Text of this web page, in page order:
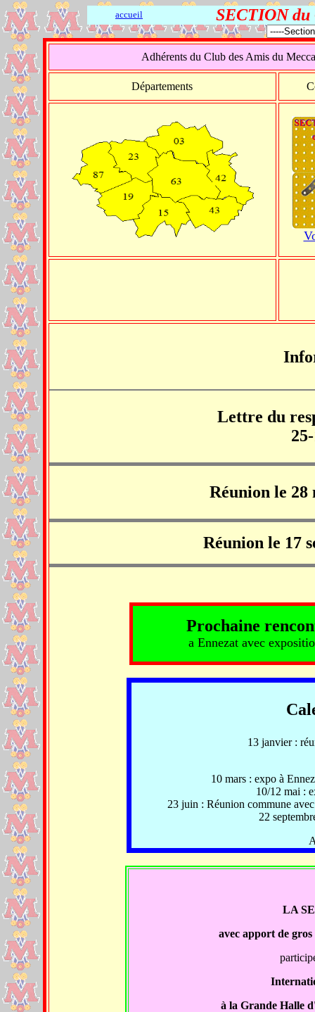
accueil SECTION
Adhérents du Club des Amis du
Départements
Lettre du
Réunion le 28
Réunion le 17
Prochaine
a Ennezat avec
13 janvier :
10 mars : expo à
10/12 mai :
23 juin : Réunion commune
22
LA
avec apport de
I
à la Grande Halle